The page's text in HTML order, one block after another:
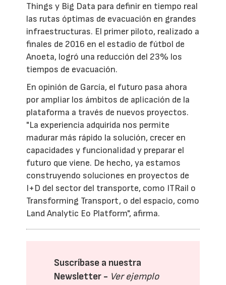
Things y Big Data para definir en tiempo real
las rutas óptimas de evacuación en grandes
infraestructuras. El primer piloto, realizado a
finales de 2016 en el estadio de fútbol de
Anoeta, logró una reducción del 23% los
tiempos de evacuación.
En opinión de García, el futuro pasa ahora
por ampliar los ámbitos de aplicación de la
plataforma a través de nuevos proyectos.
"La experiencia adquirida nos permite
madurar más rápido la solución, crecer en
capacidades y funcionalidad y preparar el
futuro que viene. De hecho, ya estamos
construyendo soluciones en proyectos de
I+D del sector del transporte, como ITRail o
Transforming Transport, o del espacio, como
Land Analytic Eo Platform", afirma.
Suscríbase a nuestra
Newsletter - Ver ejemplo